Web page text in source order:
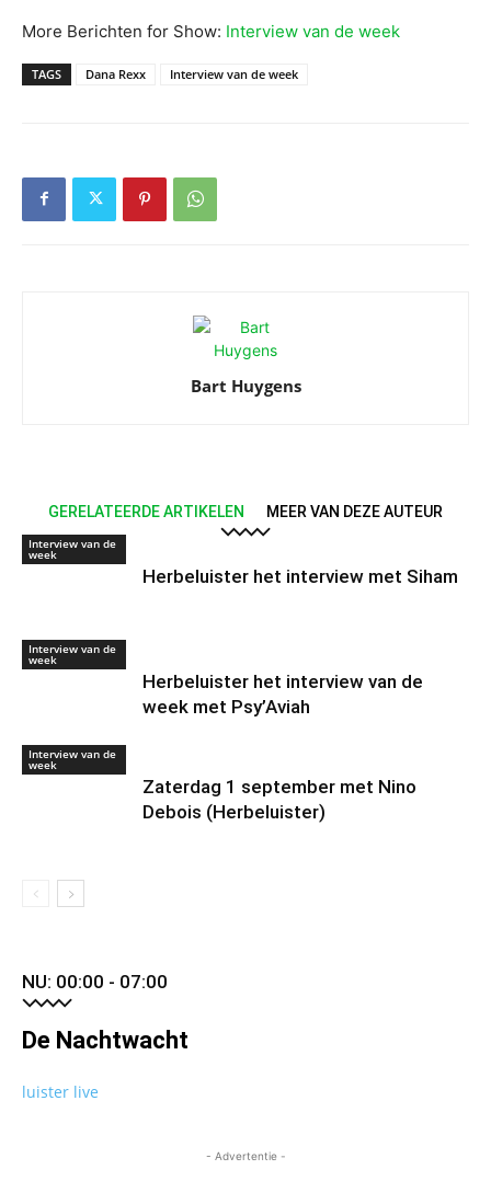
More Berichten for Show: Interview van de week
TAGS Dana Rexx Interview van de week
Bart Huygens
GERELATEERDE ARTIKELEN MEER VAN DEZE AUTEUR
Interview van de
week
Herbeluister het interview met Siham
Interview van de
week
Herbeluister het interview van de
week met Psy’Aviah
Interview van de
week
Zaterdag 1 september met Nino
Debois (Herbeluister)
NU: 00:00 - 07:00
De Nachtwacht
luister live
- Advertentie -